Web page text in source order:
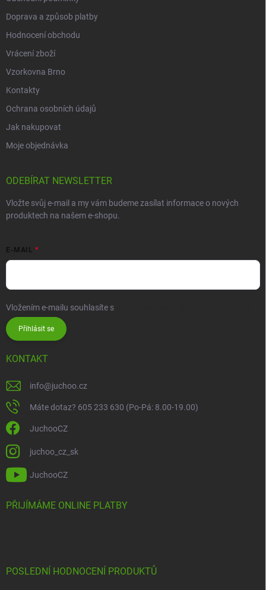
Doprava a způsob platby
Hodnocení obchodu
Vrácení zboží
Vzorkovna Brno
Kontakty
Ochrana osobních údajů
Jak nakupovat
Moje objednávka
ODEBÍRAT NEWSLETTER
Vložte svůj e-mail a my vám budeme zasílat informace o nových
produktech na našem e-shopu.
E-MAIL
Vložením e-mailu souhlasíte s
Přihlásit se
KONTAKT
info@juchoo.cz
Máte dotaz? 605 233 630 (Po-Pá: 8.00-19.00)
JuchooCZ
juchoo_cz_sk
JuchooCZ
PŘIJÍMÁME ONLINE PLATBY
POSLEDNÍ HODNOCENÍ PRODUKTŮ